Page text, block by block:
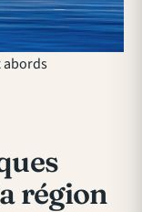
abords
région